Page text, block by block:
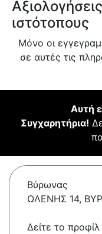
ιστότοπους
Μόνο οι
σε αυτές τις
Αυτή
Συγχαρητήρια!
Βύρωνας
ΩΛΕΝΗΣ 14,
Δείτε το